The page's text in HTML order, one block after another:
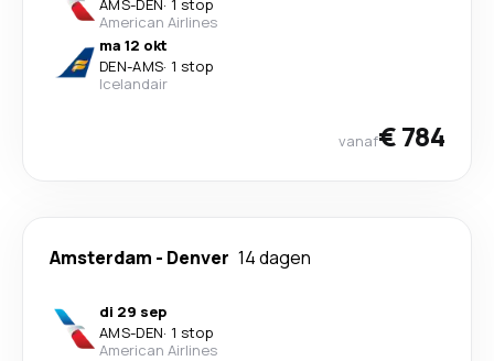
AMS-DEN· 1 stop
American Airlines
ma 12 okt
DEN-AMS· 1 stop
Icelandair
vanaf€ 784
Amsterdam - Denver 14 dagen
di 29 sep
AMS-DEN· 1 stop
American Airlines